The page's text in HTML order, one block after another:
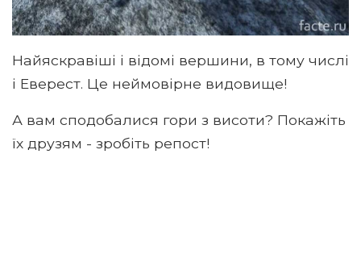
Найяскравіші і відомі вершини, в тому числі
і Еверест. Це неймовірне видовище!
А вам сподобалися гори з висоти? Покажіть
їх друзям - зробіть репост!